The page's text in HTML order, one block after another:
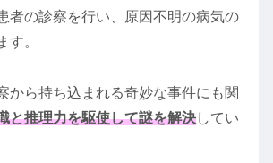
者の診察を行い、原因不明の病気の
す。
から持ち込まれる奇妙な事件にも関
と推理力を駆使して謎を解決してい